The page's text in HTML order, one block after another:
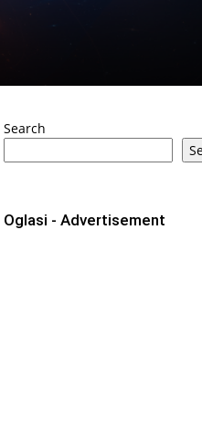
Search
Oglasi - Advertisement